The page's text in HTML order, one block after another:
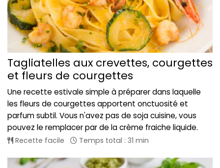
Tagliatelles aux crevettes, courgettes
et fleurs de courgettes
Une recette estivale simple à préparer dans laquelle
les fleurs de courgettes apportent onctuosité et
parfum subtil. Vous n'avez pas de soja cuisine, vous
pouvez le remplacer par de la crème fraiche liquide.
Recette facile Temps total : 31 min